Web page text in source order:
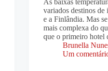
As baixas
variados destinos
e a Finlândia. Mas
mais complexa do
que o primeiro
Brunella
Um